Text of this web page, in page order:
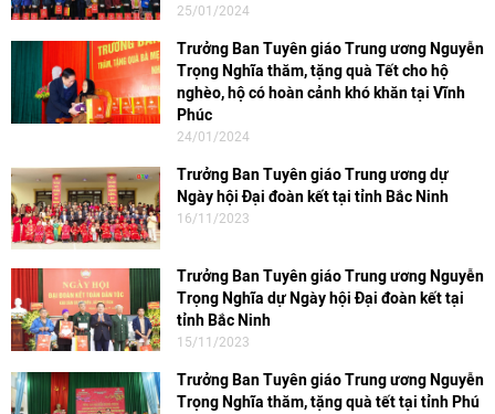
25/01/2024
Trưởng Ban Tuyên giáo Trung ương Nguyễn
Trọng Nghĩa thăm, tặng quà Tết cho hộ
nghèo, hộ có hoàn cảnh khó khăn tại Vĩnh
Phúc
24/01/2024
Trưởng Ban Tuyên giáo Trung ương dự
Ngày hội Đại đoàn kết tại tỉnh Bắc Ninh
16/11/2023
Trưởng Ban Tuyên giáo Trung ương Nguyễn
Trọng Nghĩa dự Ngày hội Đại đoàn kết tại
tỉnh Bắc Ninh
15/11/2023
Trưởng Ban Tuyên giáo Trung ương Nguyễn
Trọng Nghĩa thăm, tặng quà tết tại tỉnh Phú